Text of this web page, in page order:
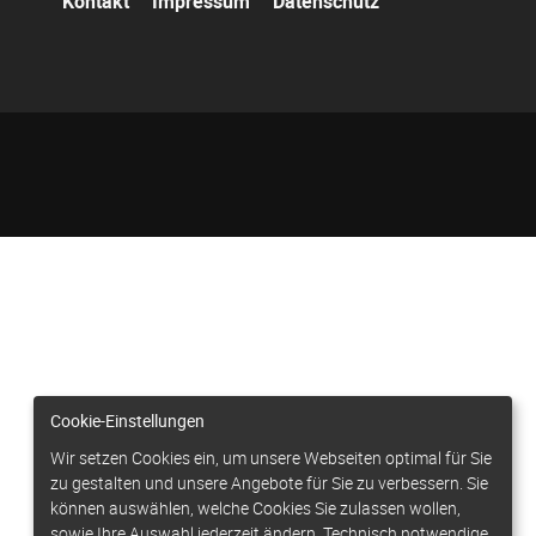
Cookie-Einstellungen
Wir setzen Cookies ein, um unsere Webseiten optimal für Sie
zu gestalten und unsere Angebote für Sie zu verbessern. Sie
können auswählen, welche Cookies Sie zulassen wollen,